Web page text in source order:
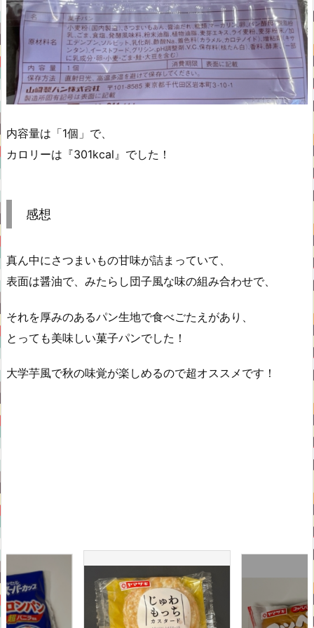
内容量は「1個」で、
カロリーは『301kcal』でした！
感想
真ん中にさつまいもの甘味が詰まっていて、
表面は醤油で、みたらし団子風な味の組み合わせで、
それを厚みのあるパン生地で食べごたえがあり、
とっても美味しい菓子パンでした！
大学芋風で秋の味覚が楽しめるので超オススメです！